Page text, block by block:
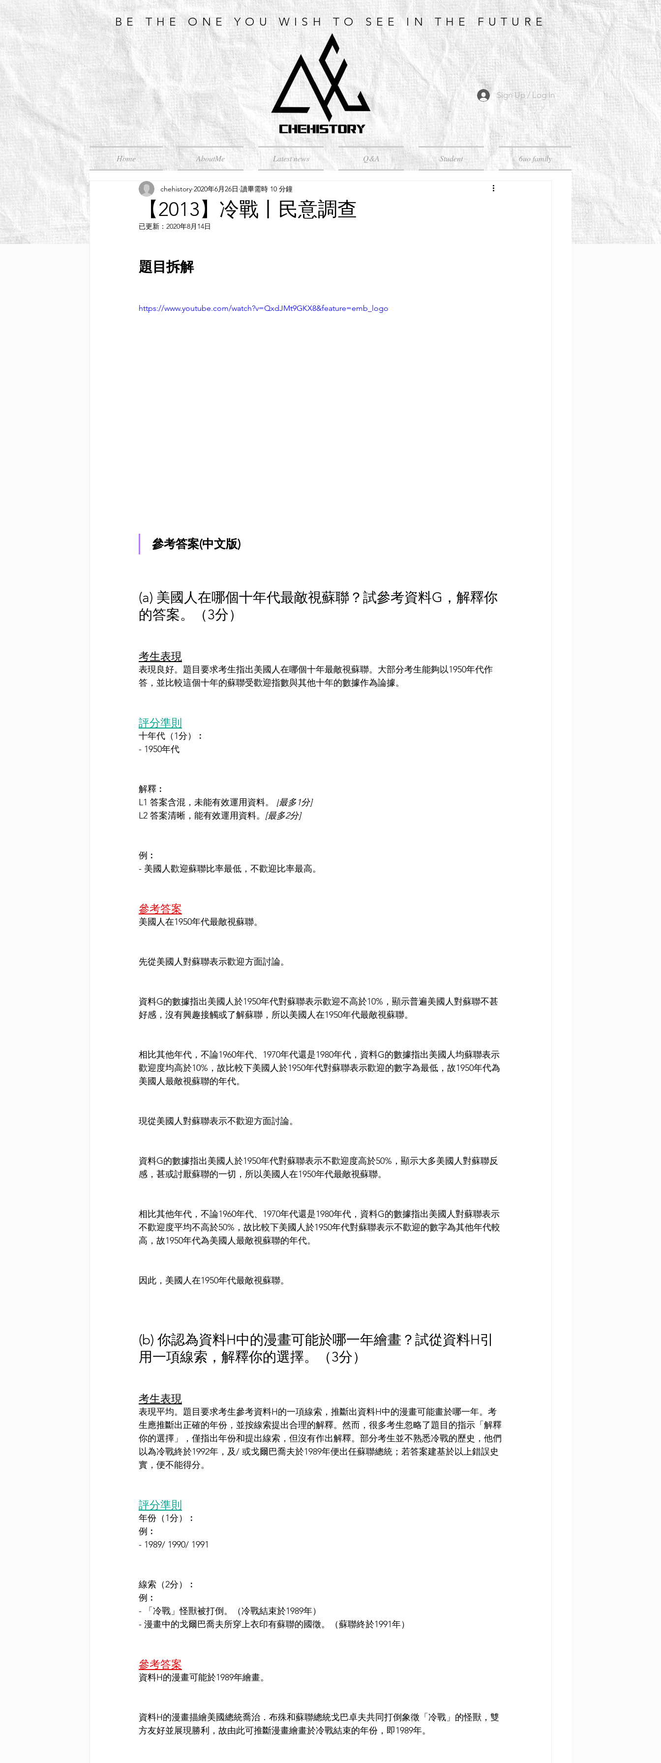
BE THE ONE YOU WISH TO SEE IN THE FUTURE
Sign Up / Log In
Home AboutMe Latest news Q&A Student 6uo family
【2013】冷戰丨民意調查
chehistory 2020年6月26日 讀畢需時 10 分鐘
已更新： 2020年8月14日
題目拆解
https://www.youtube.com/watch?v=QxdJMt9GKX8&feature=emb_logo
參考答案(中文版)
(a) 美國人在哪個十年代最敵視蘇聯？試參考資料G，解釋你
的答案。（3分）
考生表現
表現良好。題目要求考生指出美國人在哪個十年最敵視蘇聯。大部分考生能夠以1950年代作
答，並比較這個十年的蘇聯受歡迎指數與其他十年的數據作為論據。
評分準則
十年代 （1分）
︰
- 1950年代
解釋︰
L1 答案含混，未能有效運用資料。 [最多1分]
L2 答案清晰，能有效運用資料。 [最多2分]
例︰
- 美國人歡迎蘇聯比率最低，不歡迎比率最高。
參考答案
美國人在1950年代最敵視蘇聯。
先從美國人對蘇聯表示歡迎方面討論。
資料G的數據指出美國人於1950年代對蘇聯表示歡迎不高於10%，顯示普遍美國人對蘇聯不甚
好感，沒有興趣接觸或了解蘇聯，所以美國人在1950年代最敵視蘇聯。
相比其他年代，不論1960年代、1970年代還是1980年代，資料G的數據指出美國人均蘇聯表示
歡迎度均高於10%，故比較下美國人於1950年代對蘇聯表示歡迎的數字為最低，故1950年代為
美國人最敵視蘇聯的年代。
現從美國人對蘇聯表示不歡迎方面討論。
資料G的數據指出美國人於1950年代對蘇聯表示不歡迎度高於50%，顯示大多美國人對蘇聯反
感，甚或討厭蘇聯的一切，所以美國人在1950年代最敵視蘇聯。
相比其他年代，不論1960年代、1970年代還是1980年代，資料G的數據指出美國人對蘇聯表示
不歡迎度平均不高於50%，故比較下美國人於1950年代對蘇聯表示不歡迎的數字為其他年代較
高，故1950年代為美國人最敵視蘇聯的年代。
因此，美國人在1950年代最敵視蘇聯。
(b) 你認為資料H中的漫畫可能於哪一年繪畫？試從資料H引
用一項線索，解釋你的選擇。（3分）
考生表現
表現平均。題目要求考生參考資料H的一項線索，推斷出資料H中的漫畫可能畫於哪一年。考
生應推斷出正確的年份，並按線索提出合理的解釋。然而，很多考生忽略了題目的指示「解釋
你的選擇」，僅指出年份和提出線索，但沒有作出解釋。部分考生並不熟悉冷戰的歷史，他們
以為冷戰終於1992年，及/ 或戈爾巴喬夫於1989年便出任蘇聯總統；若答案建基於以上錯誤史
實，便不能得分。
評分準則
年份 （1分）
︰
例︰
- 1989/ 1990/ 1991
線索 （2分）
︰
例︰
- 「冷戰」怪獸被打倒。（冷戰結束於1989年）
- 漫畫中的戈爾巴喬夫所穿上衣印有蘇聯的國徵。（蘇聯終於1991年）
參考答案
資料H的漫畫可能於1989年繪畫。
資料H的漫畫描繪美國總統喬治．布殊和蘇聯總統戈巴卓夫共同打倒象徵「冷戰」的怪獸，雙
方友好並展現勝利，故由此可推斷漫畫繪畫於冷戰結束的年份，即1989年。